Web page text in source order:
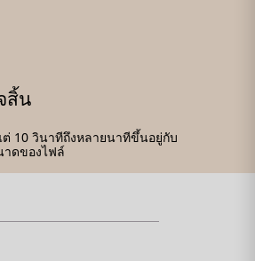
สิ้น
ต่ 10 วินาทีถึงหลายนาทีขึ้นอยู่กับ
ดของไฟล์